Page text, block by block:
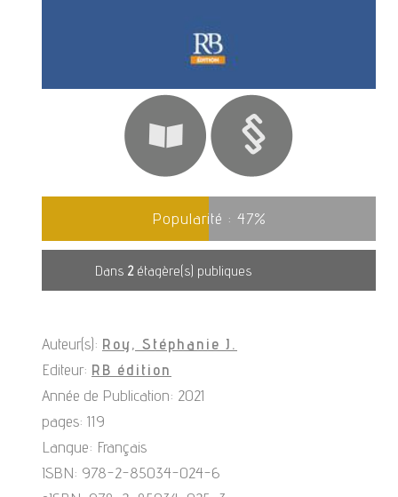
Popularité : 47%
Dans 2étagère(s) publiques
Auteur(s): Roy, Stéphanie J.
Editeur: RB édition
Année de Publication: 2021
pages: 119
Langue: Français
ISBN: 978-2-85034-024-6